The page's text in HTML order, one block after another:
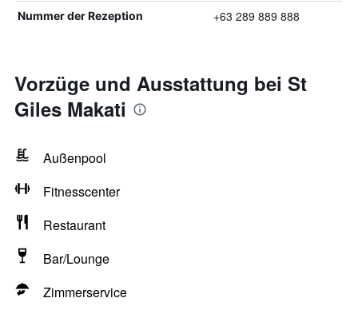
Nummer der Rezeption +63 289 889 888
Vorzüge und Ausstattung bei St
Giles Makati
Außenpool
Fitnesscenter
Restaurant
Bar/Lounge
Zimmerservice